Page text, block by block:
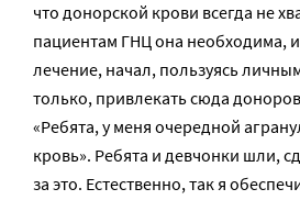
что донорской крови всегда не
пациентам ГНЦ она необходима,
лечение, начал, пользуясь
только, привлекать сюда
«Ребята, у меня очередной
кровь». Ребята и девчонки шли,
за это. Естественно, так я